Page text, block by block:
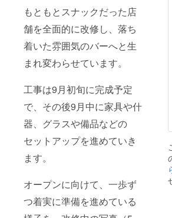
もともとスナックだった店
舗を全面的に改修し、落ち
着いた雰囲気のバーへと生
まれ変わらせています。
工事は9月初旬に完成予定
で、その後9月中に家具や什
器、グラスや備品などの
セットアップを進めていき
ます。
オープンに向けて、一歩ず
つ着実に準備を進めている